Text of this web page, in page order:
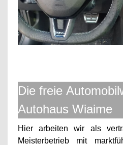
Die freie
Autohaus Wiaime
Hier arbeiten wir als
Meisterbetrieb mit